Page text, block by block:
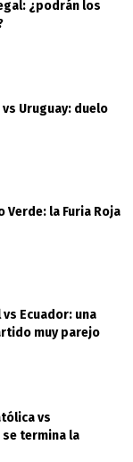
¿podrán los
Uruguay: duelo
Verde: la Furia Roja
Ecuador: una
muy parejo
vs
se termina la